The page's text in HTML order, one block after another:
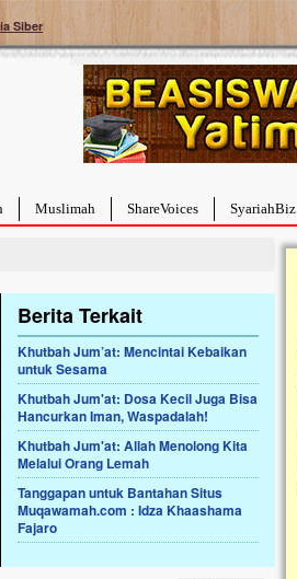
Siber
Muslimah ShareVoices SyariahBiz
Berita Terkait
Khutbah Jum’at: Mencintai Kebaikan
untuk Sesama
Khutbah Jum'at: Dosa Kecil Juga Bisa
Hancurkan Iman, Waspadalah!
Khutbah Jum'at: Allah Menolong Kita
Melalui Orang Lemah
Tanggapan untuk Bantahan Situs
Muqawamah.com : Idza Khaashama
Fajaro
Lima Tahun Mangkrak, Masjid di